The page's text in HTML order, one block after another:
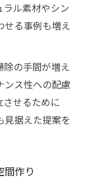
ル素材やシン
せる事例も増え
除の手間が増え
ンス性への配慮
せるために
見据えた提案を
間作り